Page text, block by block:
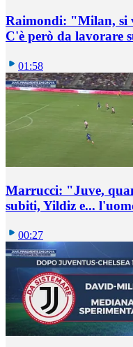
Raimondi: "Milan, si
C'è però da lavorare
01:58
Marrucci: "Juve,
subiti, Yildiz e...
00:27